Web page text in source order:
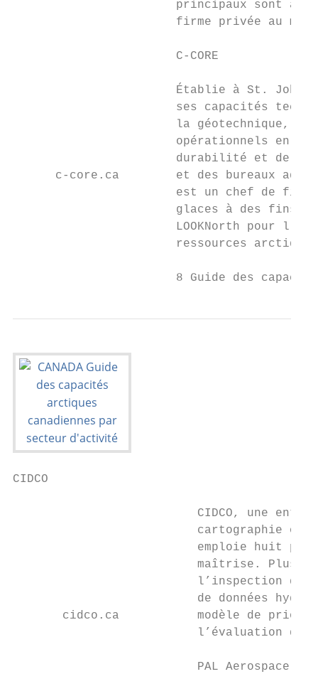
principaux sont à
firme privée au
                       C-CORE
Établie à St.
ses capacités
la géotechnique,
opérationnels en
durabilité et de
c-core.ca        et des bureaux
est un chef de
glaces à des fins
LOOKNorth pour
ressources
8 Guide des
CIDCO
CIDCO, une
cartographie
emploie huit
maîtrise.
l’inspection
de données
cidco.ca           modèle de
l’évaluation du
                          PAL Aerospace